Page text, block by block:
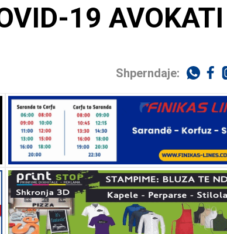
19
Shperndaje: